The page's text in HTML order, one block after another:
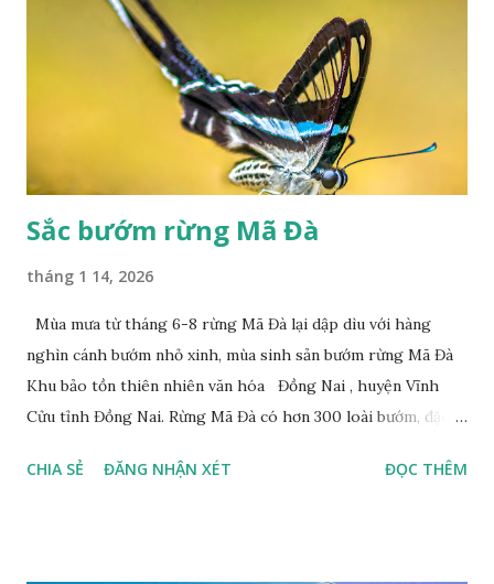
Sắc bướm rừng Mã Đà
tháng 1 14, 2026
Mùa mưa từ tháng 6-8 rừng Mã Đà lại dập dìu với hàng
nghìn cánh bướm nhỏ xinh, mùa sinh sản bướm rừng Mã Đà
Khu bảo tồn thiên nhiên văn hóa Đồng Nai , huyện Vĩnh
Cửu tỉnh Đồng Nai. Rừng Mã Đà có hơn 300 loài bướm, đặc
đuôi trắng (Lamproptera curius) đặc trưng là cái đuôi dài
CHIA SẺ ĐĂNG NHẬN XÉT ĐỌC THÊM